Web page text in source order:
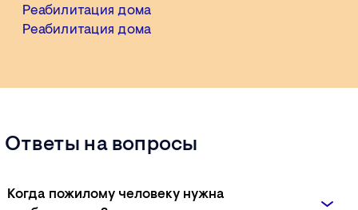
Реабилитация дома
Реабилитация дома
Ответы на вопросы
Когда пожилому человеку нужна